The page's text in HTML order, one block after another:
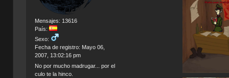
Mensajes: 13616
País:
Sexo:
Fecha de registro: Mayo 06,
2007, 13:02:16 pm
No por mucho madrugar... por el
culo te la hinco.